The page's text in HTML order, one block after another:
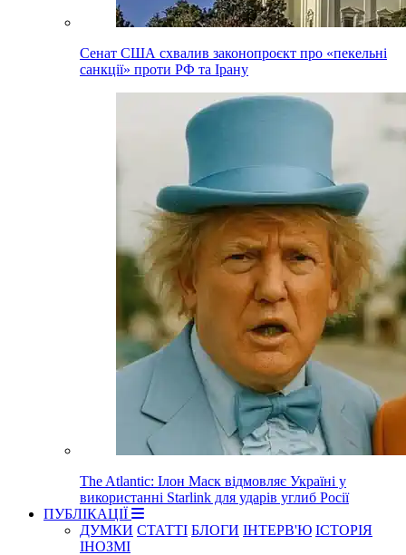
Сенат США схвалив законопроєкт про «пекельні
санкції» проти РФ та Ірану
The Atlantic: Ілон Маск відмовляє Україні у
використанні Starlink для ударів углиб Росії
ПУБЛІКАЦІЇ
ДУМКИ СТАТТІ БЛОГИ ІНТЕРВ'Ю ІСТОРІЯ
ІНОЗМІ